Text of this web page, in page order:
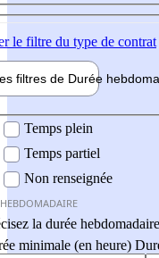
le filtre du type de contrat
filtres de Durée hebdo
Temps plein
Temps partiel
Non renseignée
la durée
minimale (en heure)